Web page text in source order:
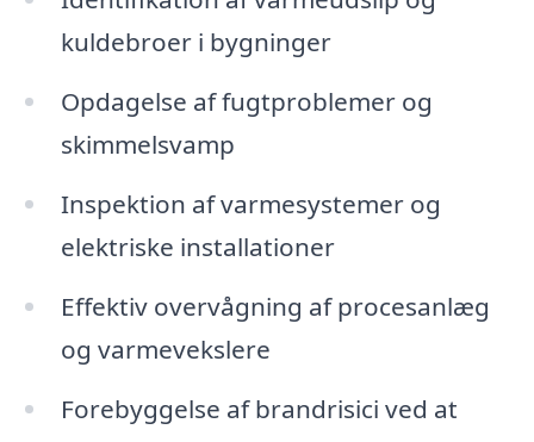
kuldebroer i bygninger
Opdagelse af fugtproblemer og
skimmelsvamp
Inspektion af varmesystemer og
elektriske installationer
Effektiv overvågning af procesanlæg
og varmevekslere
Forebyggelse af brandrisici ved at